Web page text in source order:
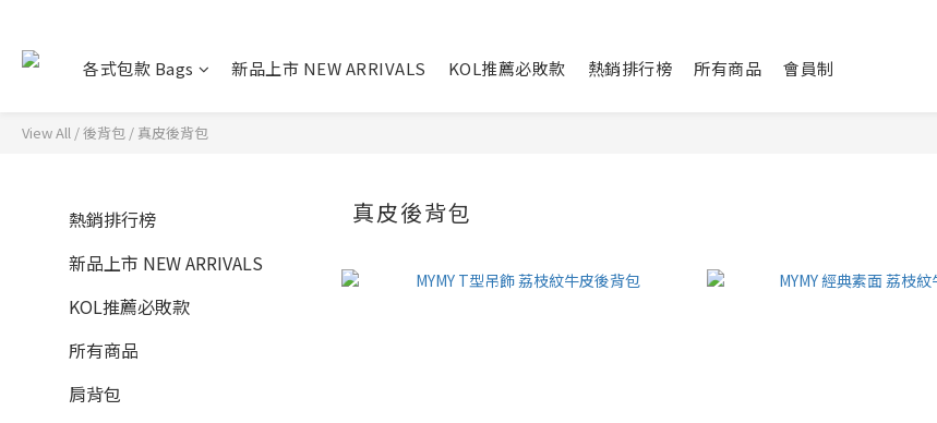
各式包款 Bags 新品上市 NEW ARRIVALS KOL推薦必敗款 熱銷排行榜 所有商品 會員制
View All /後背包 / 真皮後背包
熱銷排行榜
新品上市 NEW ARRIVALS
KOL推薦必敗款
所有商品
肩背包
真皮後背包